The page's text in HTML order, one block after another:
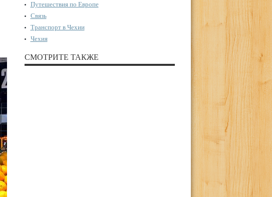
Путешествия по Европе
Связь
Транспорт в Чехии
Чехия
СМОТРИТЕ ТАКЖЕ